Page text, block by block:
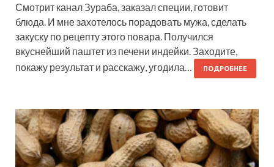
Смотрит канал Зураба, заказал специи, готовит
блюда. И мне захотелось порадовать мужа, сделать
закуску по рецепту этого повара. Получился
вкуснейший паштет из печени индейки. Заходите,
покажу результат и расскажу, угодила…
ПОДРОБНЕЕ